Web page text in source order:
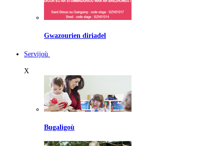
Gwazourien diriadel
Servijoù
X
Bugaligoù